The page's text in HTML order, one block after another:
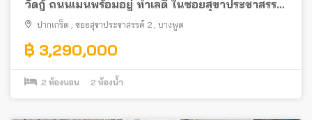
วัดกู้ ถนนเมนพร้อมอยู่ ทำเลดี ในซอยสุขาประชาสรรค์
2 ปากเกร็ด , ซอยสุขาประชาสรรค์ 2 , บางพูด
฿ 3,290,000
2 ห้องนอน 2 ห้องน้ำ